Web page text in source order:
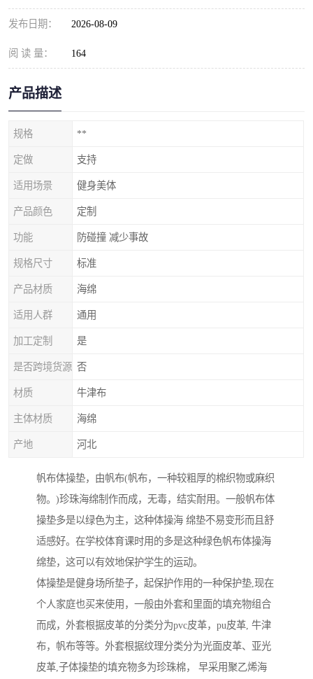
发布日期： 2026-08-09
阅 读 量： 164
产品描述
规格 **
定做 支持
适用场景 健身美体
产品颜色 定制
功能 防碰撞 减少事故
规格尺寸 标准
产品材质 海绵
适用人群 通用
加工定制 是
是否跨境货源 否
材质 牛津布
主体材质 海绵
产地 河北
帆布体操垫，由帆布(帆布，一种较粗厚的棉织物或麻织
物。)珍珠海绵制作而成，无毒，结实耐用。一般帆布体
操垫多是以绿色为主，这种体操海 绵垫不易变形而且舒
适感好。在学校体育课时用的多是这种绿色帆布体操海
绵垫，这可以有效地保护学生的运动。
体操垫是健身场所垫子，起保护作用的一种保护垫,现在
个人家庭也买来使用，一般由外套和里面的填充物组合
而成，外套根据皮革的分类分为pvc皮革，pu皮革, 牛津
布，帆布等等。外套根据纹理分类分为光面皮革、亚光
皮革,子体操垫的填充物多为珍珠棉， 早采用聚乙烯海